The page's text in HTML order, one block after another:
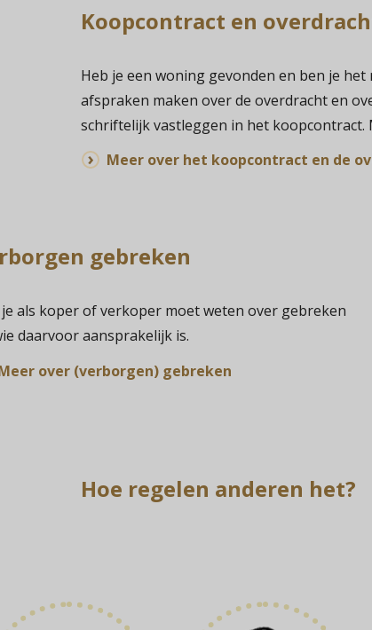
Koopcontract en
Heb je een woning gevonden en ben je
afspraken maken over de overdracht en
schriftelijk vastleggen in het koopcontract.
Meer over het koopcontract en de
gebreken
als koper of verkoper moet weten over gebreken
daarvoor aansprakelijk is.
over (verborgen) gebreken
Hoe regelen anderen het?